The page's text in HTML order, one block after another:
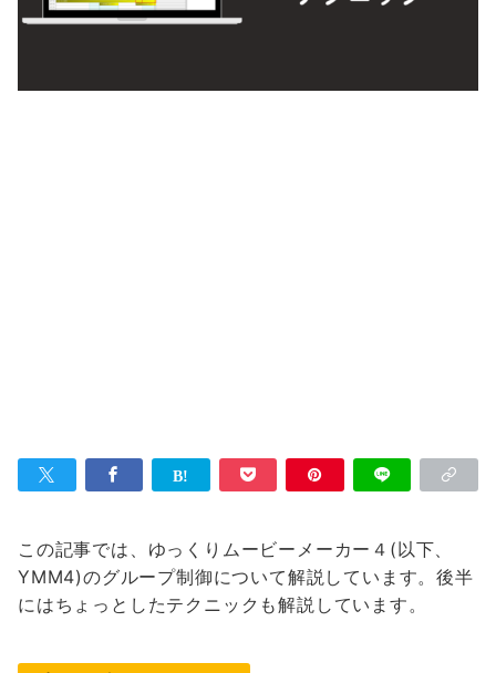
この記事では、ゆっくりムービーメーカー４(以下、
YMM4)のグループ制御について解説しています。後半
にはちょっとしたテクニックも解説しています。